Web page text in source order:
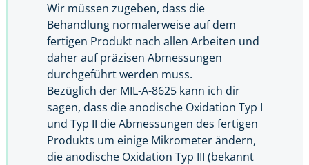
Wir müssen zugeben, dass die
Behandlung normalerweise auf dem
fertigen Produkt nach allen Arbeiten und
daher auf präzisen Abmessungen
durchgeführt werden muss.
Bezüglich der MIL-A-8625 kann ich dir
sagen, dass die anodische Oxidation Typ I
und Typ II die Abmessungen des fertigen
Produkts um einige Mikrometer ändern,
die anodische Oxidation Typ III (bekannt